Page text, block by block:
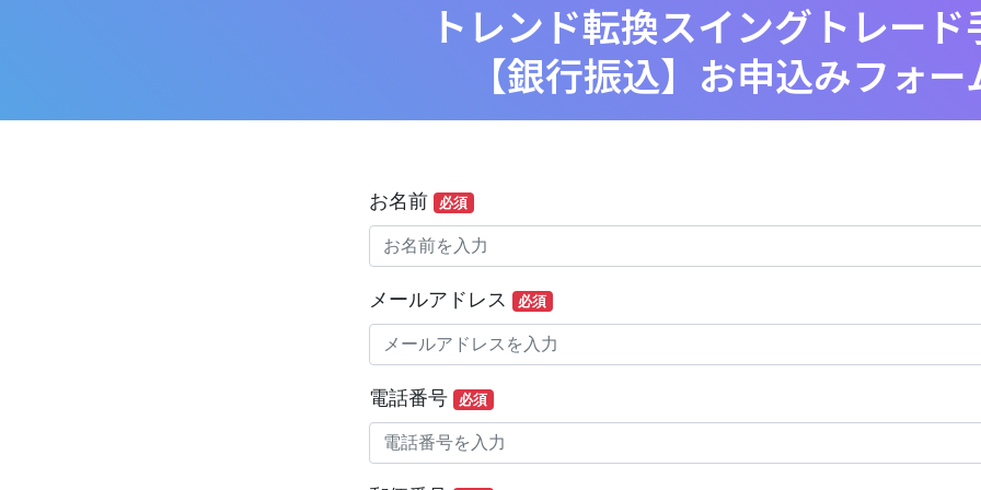
トレンド転換スイングトレード
【銀行振込】お申込みフォー
お名前 必須
メールアドレス 必須
電話番号 必須